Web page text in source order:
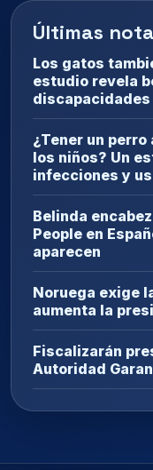
Últimas
Los gatos
estudio revela
¿Tener un
los niños? Un
infecciones y
Belinda
People en
aparecen
Noruega exige
aumenta la
Fiscalizarán
Autoridad